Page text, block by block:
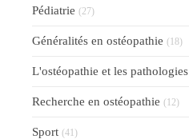
Pédiatrie (27)
Généralités en ostéopathie (18)
L'ostéopathie et les pathologies
Recherche en ostéopathie (12)
Sport (41)